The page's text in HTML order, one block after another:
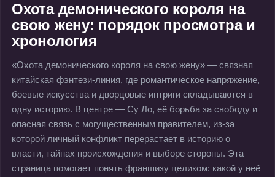
Охота демонического короля на
свою жену: порядок просмотра и
хронология
«Охота демонического короля на свою жену» — связная
китайская фэнтези-линия, где романтическое напряжение,
боевые искусства и дворцовые интриги складываются в
одну историю. В центре — Су Ло, её борьба за свободу и
опасная связь с могущественным правителем, из-за
которой личный конфликт перерастает в историю о
власти, тайнах происхождения и выборе стороны. Эта
страница помогает понять франшизу целиком: какой у неё